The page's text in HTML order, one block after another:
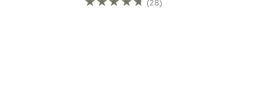
(28)